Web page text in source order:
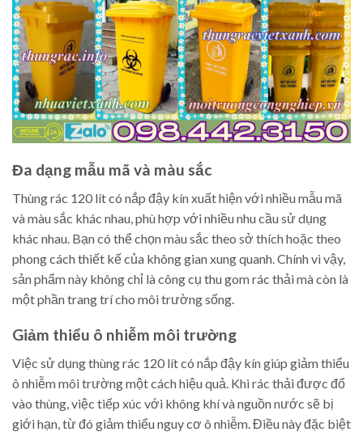
Đa dạng mẫu mã và màu sắc
Thùng rác 120 lít có nắp đậy kín xuất hiện với nhiều mẫu mã
và màu sắc khác nhau, phù hợp với nhiều nhu cầu sử dụng
khác nhau. Bạn có thể chọn màu sắc theo sở thích hoặc theo
phong cách thiết kế của không gian xung quanh. Chính vì vậy,
sản phẩm này không chỉ là công cụ thu gom rác thải mà còn là
một phần trang trí cho môi trường sống.
Giảm thiểu ô nhiễm môi trường
Việc sử dụng thùng rác 120 lít có nắp đậy kín giúp giảm thiểu
ô nhiễm môi trường một cách hiệu quả. Khi rác thải được đổ
vào thùng, việc tiếp xúc với không khí và nguồn nước sẽ bị
giới hạn, từ đó giảm thiểu nguy cơ ô nhiễm. Điều này đặc biệt